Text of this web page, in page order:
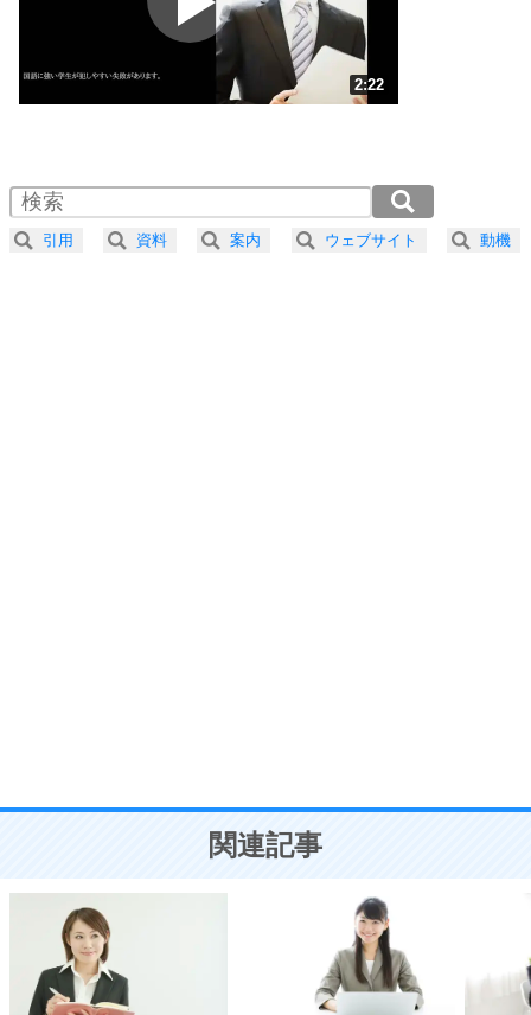
ストレス対策
人生、なんとかなるもの。
気楽に生きる30の方法
4 器の大きい人は、怒りを優しさで表現する。
プラス思考
ことが大切。
2:22
2.0倍速 （280KB 1分11秒）
2.5倍速 （224KB 57秒）
3.0倍速 （187KB 47秒）
引用 資料 案内 ウェブサイト 動機
関連記事